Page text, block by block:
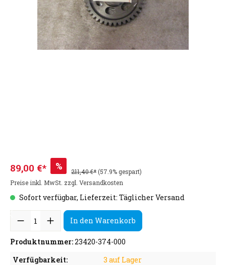
89,00 €* % 211,40 €*(57.9% gespart)
Preise inkl. MwSt. zzgl. Versandkosten
Sofort verfügbar, Lieferzeit: Täglicher Versand
In den Warenkorb
Produktnummer:23420-374-000
Verfügbarkeit:
3 auf Lager